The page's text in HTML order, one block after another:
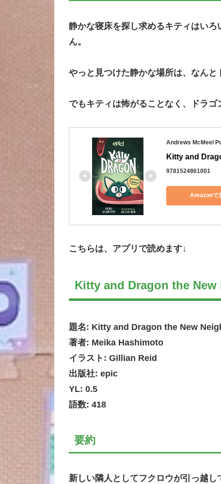
静かな寝床を探し求めるキティはい
ん。
やっと見つけた静かな場所は、なんと
でもキティは怖がることなく、ドラゴ
Andrews McMeel
Kitty and
9781524861001
Amazonで
こちらは、アプリで読めます↓
Kitty and Dragon the New
題名: Kitty and Dragon the New
著者: Meika Hashimoto
イラスト: Gillian Reid
出版社: epic
YL: 0.5
語数: 418
要約
新しい隣人としてフクロウが引っ越し